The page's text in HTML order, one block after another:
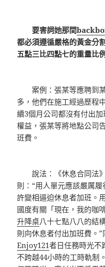
要害詞她那間
都必須遵循嚴格的黃金分
五點三比四點七的重量比
案例：張某等應聘到某
多，他們在施工經過歷程
續3個月公司都沒有付出
權益，張某等將地點公司
班費。
說法：《休息合同法
則：“用人單元應該嚴厲
許變相逼迫休息者加班。
國度有關「現在，我的咖
升降桌八十七點八八的結
則向休息者付出加班費。
Enjoy121者日任務時光不
不跨越44小時的工時軌制